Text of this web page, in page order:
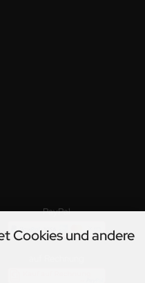
PayPal
Cookies und andere